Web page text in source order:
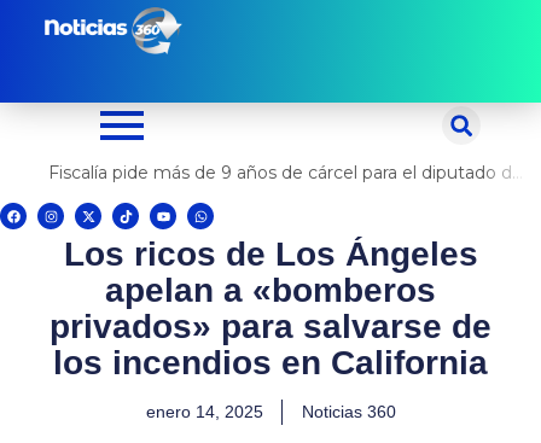
Fiscalía pide más de 9 años de cárcel para el diputado de oposición Harvey Colchado
F
a
c
I
n
s
X
-
t
w
i
r
T
i
k
Y
o
u
t
u
b
e
W
h
a
t
s
p
p
Los ricos de Los Ángeles
apelan a «bomberos
privados» para salvarse de
los incendios en California
enero 14, 2025 Noticias 360